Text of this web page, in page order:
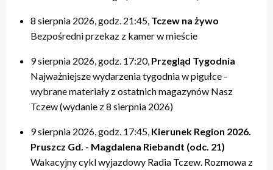
8 sierpnia 2026, godz. 21:45, Tczew na żywo
Bezpośredni przekaz z kamer w mieście
9 sierpnia 2026, godz. 17:20, Przegląd Tygodnia
Najważniejsze wydarzenia tygodnia w pigułce -
wybrane materiały z ostatnich magazynów Nasz
Tczew (wydanie z 8 sierpnia 2026)
9 sierpnia 2026, godz. 17:45, Kierunek Region 2026.
Pruszcz Gd. - Magdalena Riebandt (odc. 21)
Wakacyjny cykl wyjazdowy Radia Tczew. Rozmowa z